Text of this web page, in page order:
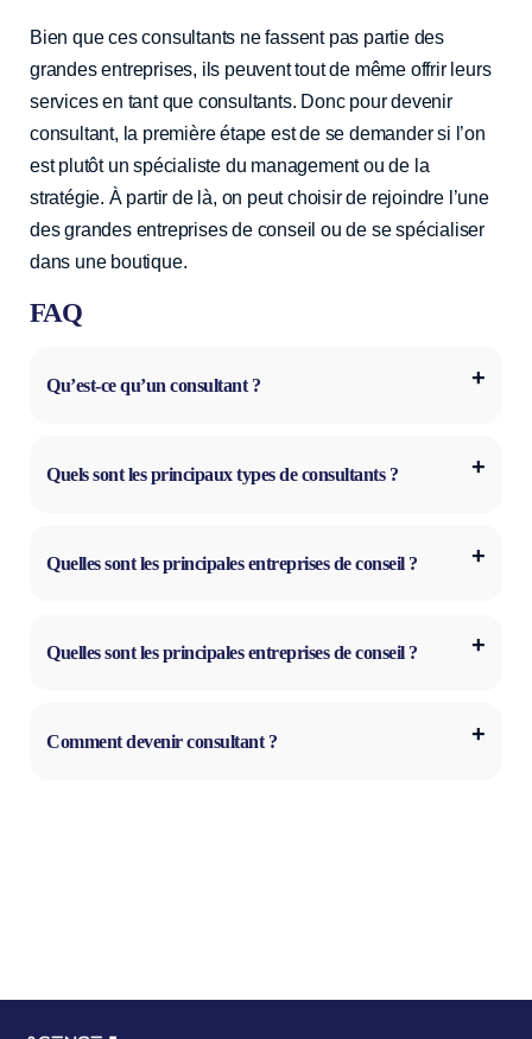
Bien que ces consultants ne fassent pas partie des
grandes entreprises, ils peuvent tout de même offrir leurs
services en tant que consultants. Donc pour devenir
consultant, la première étape est de se demander si l’on
est plutôt un spécialiste du management ou de la
stratégie. À partir de là, on peut choisir de rejoindre l’une
des grandes entreprises de conseil ou de se spécialiser
dans une boutique.
FAQ
Qu’est-ce qu’un consultant ?
Quels sont les principaux types de consultants ?
Quelles sont les principales entreprises de conseil ?
Quelles sont les principales entreprises de conseil ?
Comment devenir consultant ?